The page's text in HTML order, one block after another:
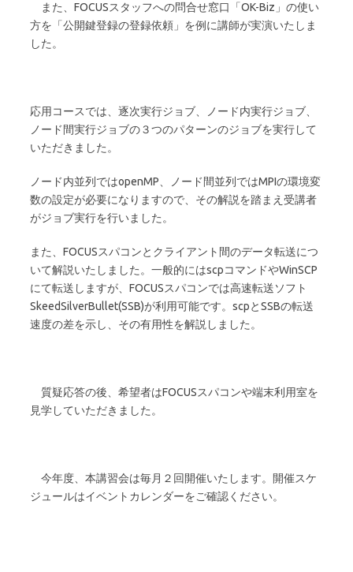
また、FOCUSスタッフへの問合せ窓口「OK-Biz」の使い
方を「公開鍵登録の登録依頼」を例に講師が実演いたしま
した。
応用コースでは、逐次実行ジョブ、ノード内実行ジョブ、
ノード間実行ジョブの３つのパターンのジョブを実行して
いただきました。
ノード内並列ではopenMP、ノード間並列ではMPIの環境変
数の設定が必要になりますので、その解説を踏まえ受講者
がジョブ実行を行いました。
また、FOCUSスパコンとクライアント間のデータ転送につ
いて解説いたしました。一般的にはscpコマンドやWinSCP
にて転送しますが、FOCUSスパコンでは高速転送ソフト
SkeedSilverBullet(SSB)が利用可能です。scpとSSBの転送
速度の差を示し、その有用性を解説しました。
質疑応答の後、希望者はFOCUSスパコンや端末利用室を
見学していただきました。
今年度、本講習会は毎月２回開催いたします。開催スケ
ジュールはイベントカレンダーをご確認ください。